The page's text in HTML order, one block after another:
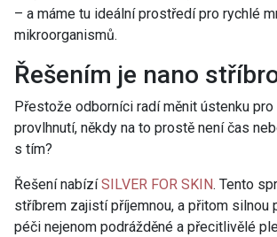
– a máme tu ideální prostředí pro rychlé
mikroorganismů.
Řešením je nano
Přestože odborníci radí měnit ústenku
provlhnutí, někdy na to prostě není čas
s tím?
Řešení nabízíSILVER FOR SKIN. Tento
stříbrem zajistí příjemnou, a přitom silnou
péči nejenom podrážděné a přecitlivělé